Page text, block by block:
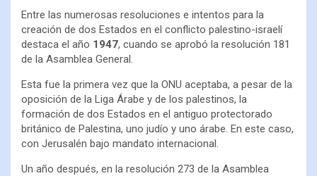
Entre las numerosas resoluciones e intentos para la
creación de dos Estados en el conflicto palestino-israelí
destaca el año 1947, cuando se aprobó la resolución 181
de la Asamblea General.
Esta fue la primera vez que la ONU aceptaba, a pesar de la
oposición de la Liga Árabe y de los palestinos, la
formación de dos Estados en el antiguo protectorado
británico de Palestina, uno judío y uno árabe. En este caso,
con Jerusalén bajo mandato internacional.
Un año después, en la resolución 273 de la Asamblea